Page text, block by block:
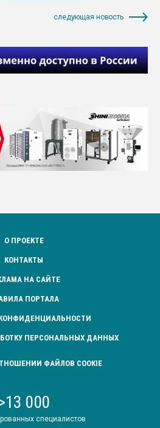
следующая новость
О ПРОЕКТЕ
КОНТАКТЫ
НА САЙТЕ
ПОРТАЛА
ПЕРСОНАЛЬНЫХ ДАННЫХ
ФАЙЛОВ COOKIE
000
специалистов